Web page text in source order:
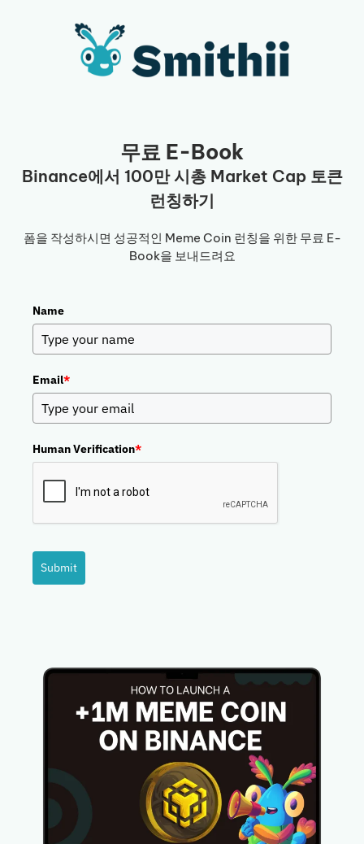
무료 E-Book
Binance에서 100만 시총 Market Cap 토큰
런칭하기
폼을 작성하시면 성공적인 Meme Coin 런칭을 위한 무료 E-
Book을 보내드려요
Name
Email*
Human Verification*
Submit